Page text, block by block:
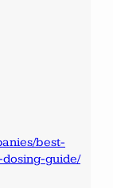
best-
guide/